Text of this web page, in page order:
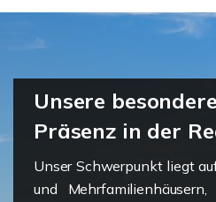
Unsere
Präsenz in der
Unser Schwerpunkt liegt
und Mehrfamilienhäusern,